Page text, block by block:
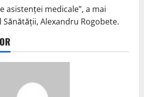
asistenței medicale”, a mai
Alexandru Rogobete.